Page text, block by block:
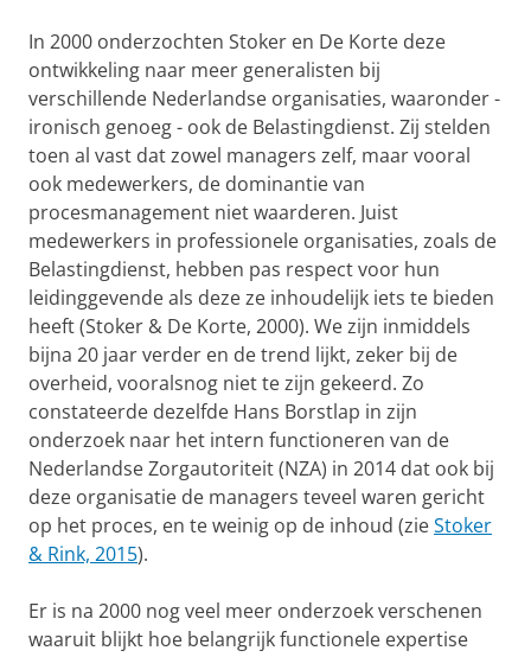
In 2000 onderzochten Stoker en De Korte deze
ontwikkeling naar meer generalisten bij
verschillende Nederlandse organisaties, waaronder -
ironisch genoeg - ook de Belastingdienst. Zij stelden
toen al vast dat zowel managers zelf, maar vooral
ook medewerkers, de dominantie van
procesmanagement niet waarderen. Juist
medewerkers in professionele organisaties, zoals de
Belastingdienst, hebben pas respect voor hun
leidinggevende als deze ze inhoudelijk iets te bieden
heeft (Stoker & De Korte, 2000). We zijn inmiddels
bijna 20 jaar verder en de trend lijkt, zeker bij de
overheid, vooralsnog niet te zijn gekeerd. Zo
constateerde dezelfde Hans Borstlap in zijn
onderzoek naar het intern functioneren van de
Nederlandse Zorgautoriteit (NZA) in 2014 dat ook bij
deze organisatie de managers teveel waren gericht
op het proces, en te weinig op de inhoud (zieStoker
& Rink, 2015).
Er is na 2000 nog veel meer onderzoek verschenen
waaruit blijkt hoe belangrijk functionele expertise